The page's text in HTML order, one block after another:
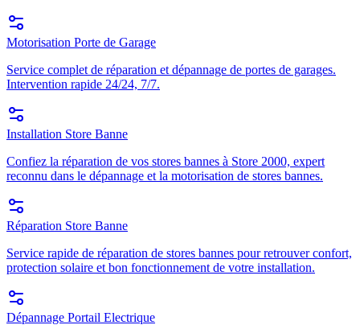
Motorisation Porte de Garage
Service complet de réparation et dépannage de portes de garages.
Intervention rapide 24/24, 7/7.
Installation Store Banne
Confiez la réparation de vos stores bannes à Store 2000, expert
reconnu dans le dépannage et la motorisation de stores bannes.
Réparation Store Banne
Service rapide de réparation de stores bannes pour retrouver confort,
protection solaire et bon fonctionnement de votre installation.
Dépannage Portail Electrique